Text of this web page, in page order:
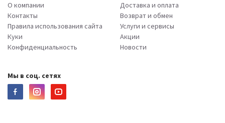
О компании
Контакты
Правила использования сайта
Куки
Конфиденциальность
Доставка и оплата
Возврат и обмен
Услуги и сервисы
Акции
Новости
Мы в соц. сетях